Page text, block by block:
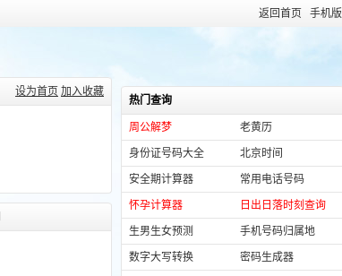
返回首页 手机版
设为首页 加入收藏
热门查询
周公解梦 老黄历
身份证号码大全 北京时间
安全期计算器 常用电话号码
怀孕计算器 日出日落时刻查询
生男生女预测 手机号码归属地
数字大写转换 密码生成器